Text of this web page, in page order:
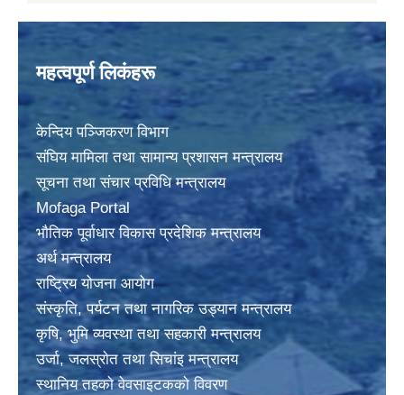
महत्वपूर्ण लिकंहरू
केन्दिय पञ्जिकरण विभाग
संघिय मामिला तथा सामान्य प्रशासन मन्त्रालय
सूचना तथा संचार प्रविधि मन्त्रालय
Mofaga Portal
भाैतिक पूर्वाधार विकास प्रदेशिक मन्त्रालय
अर्थ मन्त्रालय
राष्ट्रिय योजना आयोग
संस्कृति, पर्यटन तथा नागरिक उड्यान मन्त्रालय
कृषि, भुमि व्यवस्था तथा सहकारी मन्त्रालय
उर्जा, जलस्राेत तथा सिचांइ मन्त्रालय
स्थानिय तहकाे वेवसाइटककाे विवरण